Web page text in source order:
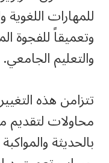
للمهارات اللغوية
وتعميقاً للفجوة
والتعليم الجامعي.
تتزامن هذه
محاولات
بالحديثة